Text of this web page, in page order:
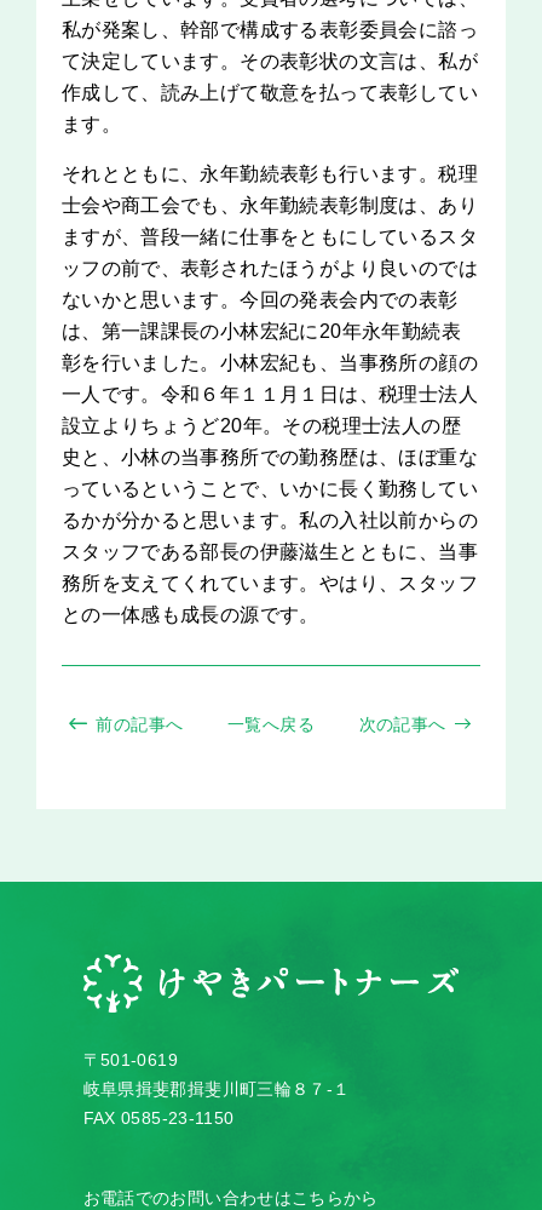
私が発案し、幹部で構成する表彰委員会に諮っ
て決定しています。その表彰状の文言は、私が
作成して、読み上げて敬意を払って表彰してい
ます。
それとともに、永年勤続表彰も行います。税理
士会や商工会でも、永年勤続表彰制度は、あり
ますが、普段一緒に仕事をともにしているスタ
ッフの前で、表彰されたほうがより良いのでは
ないかと思います。今回の発表会内での表彰
は、第一課課長の小林宏紀に20年永年勤続表
彰を行いました。小林宏紀も、当事務所の顔の
一人です。令和６年１１月１日は、税理士法人
設立よりちょうど20年。その税理士法人の歴
史と、小林の当事務所での勤務歴は、ほぼ重な
っているということで、いかに長く勤務してい
るかが分かると思います。私の入社以前からの
スタッフである部長の伊藤滋生とともに、当事
務所を支えてくれています。やはり、スタッフ
との一体感も成長の源です。
前の記事へ 一覧へ戻る 次の記事へ
〒501-0619
岐阜県揖斐郡揖斐川町三輪８７-１
FAX 0585-23-1150
お電話でのお問い合わせはこちらから